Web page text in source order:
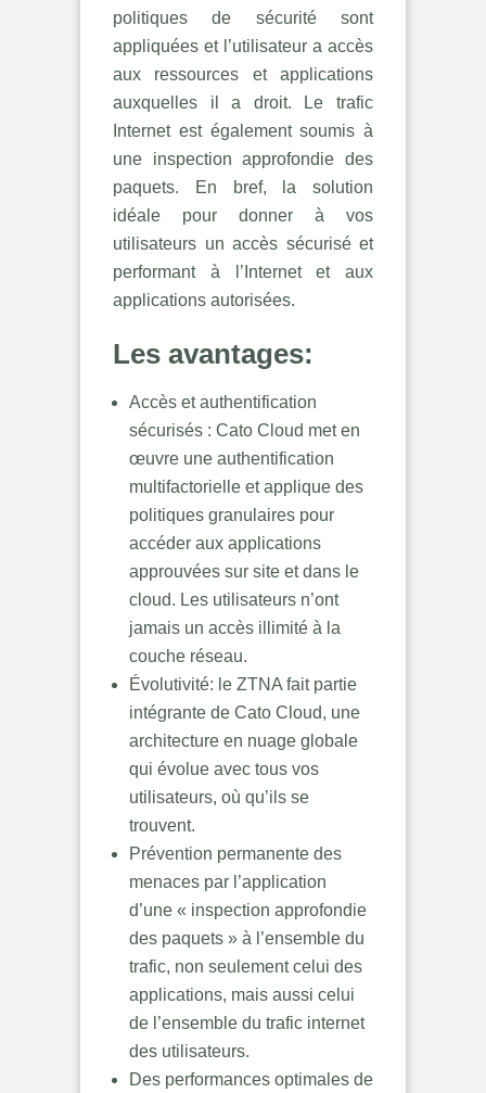
politiques de sécurité sont
appliquées et l’utilisateur a accès
aux ressources et applications
auxquelles il a droit. Le trafic
Internet est également soumis à
une inspection approfondie des
paquets. En bref, la solution
idéale pour donner à vos
utilisateurs un accès sécurisé et
performant à l’Internet et aux
applications autorisées.
Les avantages:
Accès et authentification
sécurisés : Cato Cloud met en
œuvre une authentification
multifactorielle et applique des
politiques granulaires pour
accéder aux applications
approuvées sur site et dans le
cloud. Les utilisateurs n’ont
jamais un accès illimité à la
couche réseau.
Évolutivité: le ZTNA fait partie
intégrante de Cato Cloud, une
architecture en nuage globale
qui évolue avec tous vos
utilisateurs, où qu’ils se
trouvent.
Prévention permanente des
menaces par l’application
d’une « inspection approfondie
des paquets » à l’ensemble du
trafic, non seulement celui des
applications, mais aussi celui
de l’ensemble du trafic internet
des utilisateurs.
Des performances optimales de